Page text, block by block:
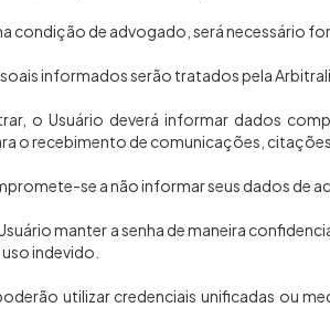
condição de advogado, será necessário
informados serão tratados pela
o Usuário deverá informar dados
o recebimento de comunicações,
se a não informar seus dados de
manter a senha de maneira
indevido.
utilizar credenciais unificadas ou